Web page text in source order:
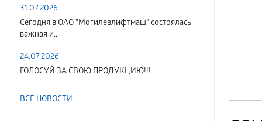
31.07.2026
Сегодня в ОАО "Могилевлифтмаш" состоялась
важная и...
24.07.2026
ГОЛОСУЙ ЗА СВОЮ ПРОДУКЦИЮ!!!
ВСЕ НОВОСТИ